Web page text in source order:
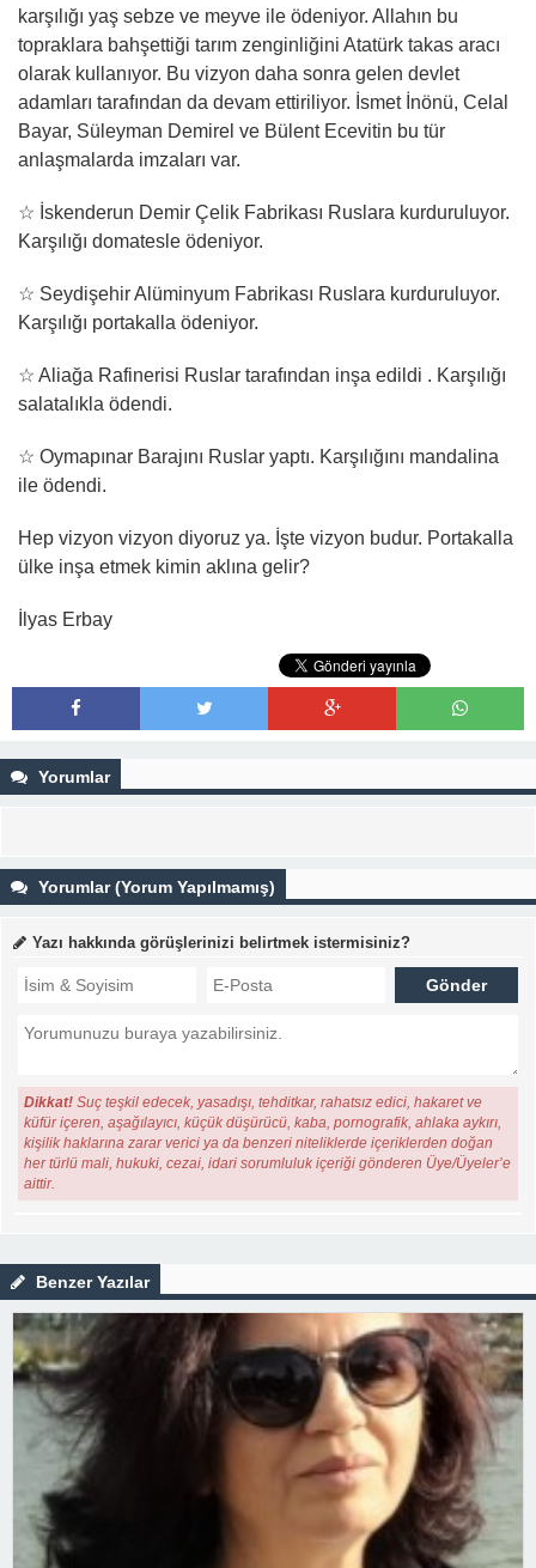
karşılığı yaş sebze ve meyve ile ödeniyor. Allahın bu
topraklara bahşettiği tarım zenginliğini Atatürk takas aracı
olarak kullanıyor. Bu vizyon daha sonra gelen devlet
adamları tarafından da devam ettiriliyor. İsmet İnönü, Celal
Bayar, Süleyman Demirel ve Bülent Ecevitin bu tür
anlaşmalarda imzaları var.
☆ İskenderun Demir Çelik Fabrikası Ruslara kurduruluyor.
Karşılığı domatesle ödeniyor.
☆ Seydişehir Alüminyum Fabrikası Ruslara kurduruluyor.
Karşılığı portakalla ödeniyor.
☆ Aliağa Rafinerisi Ruslar tarafından inşa edildi . Karşılığı
salatalıkla ödendi.
☆ Oymapınar Barajını Ruslar yaptı. Karşılığını mandalina
ile ödendi.
Hep vizyon vizyon diyoruz ya. İşte vizyon budur. Portakalla
ülke inşa etmek kimin aklına gelir?
İlyas Erbay
Yorumlar
Yorumlar (Yorum Yapılmamış)
Yazı hakkında görüşlerinizi belirtmek istermisiniz?
Dikkat! Suç teşkil edecek, yasadışı, tehditkar, rahatsız edici, hakaret ve
küfür içeren, aşağılayıcı, küçük düşürücü, kaba, pornografik, ahlaka aykırı,
kişilik haklarına zarar verici ya da benzeri niteliklerde içeriklerden doğan
her türlü mali, hukuki, cezai, idari sorumluluk içeriği gönderen Üye/Üyeler’e
aittir.
Benzer Yazılar